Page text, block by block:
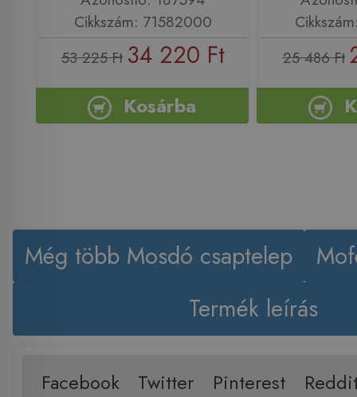
Cikkszám: 71582000
53 225 Ft 34 220 Ft
Kosárba
25 486 Ft
Még több Mosdó csaptelep
Termék leírás
Facebook Twitter Pinterest